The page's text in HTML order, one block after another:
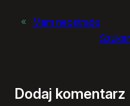
« Mam neostradę
Dodaj komentarz